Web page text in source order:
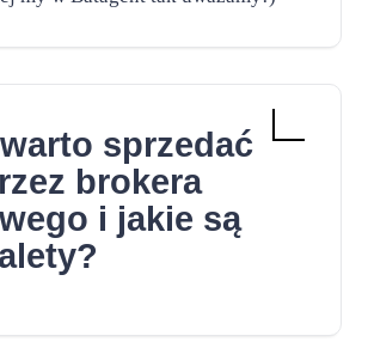
sprzedać
brokera
i jakie są